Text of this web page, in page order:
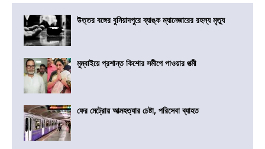
উত্তর বঙ্গের বুনিয়াদপুরে ব্যাঙ্ক ম্যানেজারের রহস্য মৃত্যু
মুম্বাইয়ে প্রশান্ত কিশোর সমীপে পাওয়ার পত্মী
ফের মেট্রোয় আত্মহত্যার চেষ্টা, পরিসেবা ব্যাহত